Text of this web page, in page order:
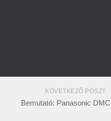
KÖVETKEZŐ POSZT
Bemutató: Panasonic